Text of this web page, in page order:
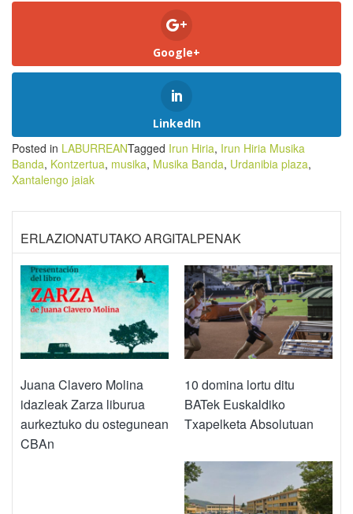
Google+
LinkedIn
Posted in LABURREANTagged Irun Hiria, Irun Hiria Musika
Banda, Kontzertua, musika, Musika Banda, Urdanibia plaza,
Xantalengo jaiak
ERLAZIONATUTAKO ARGITALPENAK
Juana Clavero Molina
idazleak Zarza liburua
aurkeztuko du ostegunean
CBAn
10 domina lortu ditu
BATek Euskaldiko
Txapelketa Absolutuan